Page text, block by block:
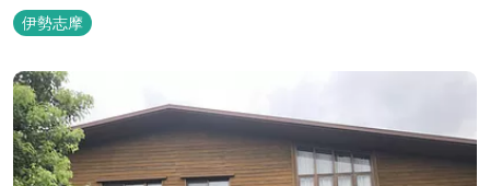
ス」をはじめ、まるで「パフェ」のような創作クレープを味わえま
す。 また季節に合わせて、期間限定クレープやドリンク種類も豊富
ですので、伊勢志摩旅行の際にはぜひお立ち寄りいただければと思
います。 店舗前のテラス...
伊勢志摩